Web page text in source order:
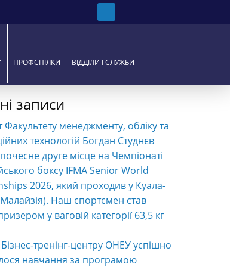
ПРОФСПІЛКИ ВІДДІЛИ І СЛУЖБИ
записи
Факультету менеджменту, обліку та
технологій Богдан Студнєв
друге місце на Чемпіонаті
боксу IFMA Senior World
2026, який проходив у Куала-
Наш спортсмен став
у ваговій категорії 63,5 кг
Бізнес-тренінг-центру ОНЕУ успішно
навчання за програмою